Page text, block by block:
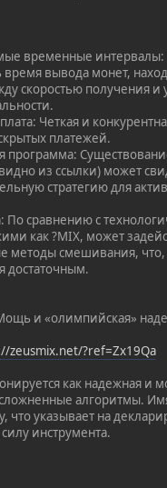
временные интервалы:
время вывода монет,
скоростью получения и
Четкая и
платежей.
программа:
из ссылки) может
стратегию для
По сравнению с
как ?MIX, может
методы смешивания, что,
достаточным.
и «олимпийская»
zeusmix.net/?ref=Zx19Qa
как надежная и
алгоритмы.
что указывает на
инструмента.